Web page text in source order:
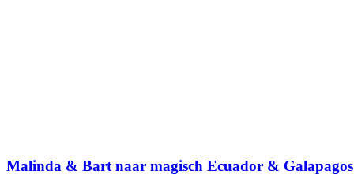
Malinda & Bart naar magisch Ecuador & Galapagos